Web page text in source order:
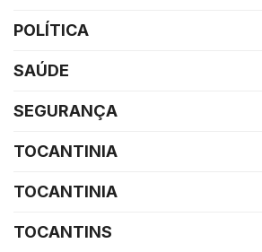
POLÍTICA
SAÚDE
SEGURANÇA
TOCANTINIA
TOCANTINIA
TOCANTINS